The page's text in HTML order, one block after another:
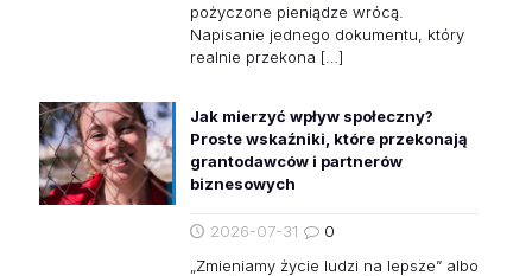
pożyczone pieniądze wrócą.
Napisanie jednego dokumentu, który
realnie przekona […]
Jak mierzyć wpływ społeczny?
Proste wskaźniki, które przekonają
grantodawców i partnerów
biznesowych
2026-07-31
0
„Zmieniamy życie ludzi na lepsze” albo